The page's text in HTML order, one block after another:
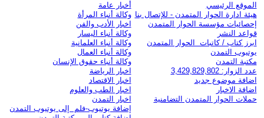
الموقع الرئيسي
هيئة ادارة الحوار المتمدن - للإتصال بنا
إحصائيات مؤسسة الحوار المتمدن
قواعد النشر
ابرز كتاب / كاتبات الحوار المتمدن
يوتيوب التمدن
مكتبة التمدن
عدد الزوار: 3,429,829,802
اضافة موضوع جديد
اضافة الاخبار
حملات الحوار المتمدن التضامنية
أخبار عامة
وكالة أنباء المرأة
اخبار الأدب والفن
وكالة أنباء اليسار
وكالة أنباء العلمانية
وكالة أنباء العمال
وكالة أنباء حقوق الإنسان
اخبار الرياضة
اخبار الاقتصاد
اخبار الطب والعلوم
اخبار التمدن
إضافة يوتيوب-فلم إلى يوتيوب التمدن